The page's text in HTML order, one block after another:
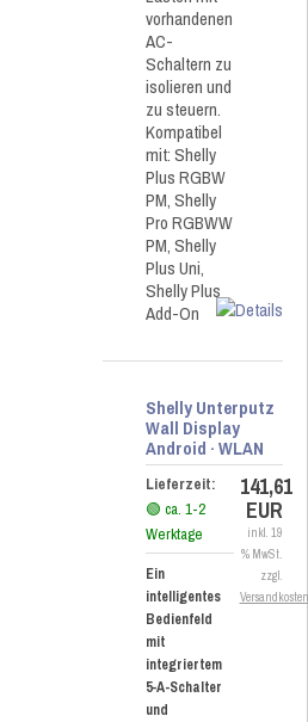
vorhandenen
AC-
Schaltern zu
isolieren und
zu steuern.
Kompatibel
mit: Shelly
Plus RGBW
PM, Shelly
Pro RGBWW
PM, Shelly
Plus Uni,
Shelly Plus
Add-On
Shelly Unterputz
Wall Display
Android · WLAN
Lieferzeit:
🟢 ca. 1-2
Werktage
Ein
intelligentes
Bedienfeld
mit
integriertem
5-A-Schalter
und
141,61
EUR
inkl. 19
% MwSt.
zzgl.
Versandkosten